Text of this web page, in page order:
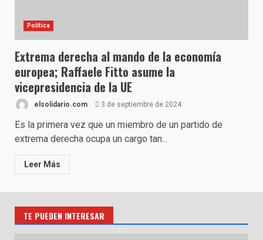
Política
Extrema derecha al mando de la economía
europea; Raffaele Fitto asume la
vicepresidencia de la UE
elsolidario.com 3 de septiembre de 2024
Es la primera vez que un miembro de un partido de
extrema derecha ocupa un cargo tan...
Leer Más
TE PUEDEN INTERESAR